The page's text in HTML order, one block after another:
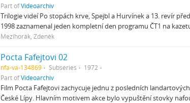
Part ofVideoarchiv
Trilogie videí Po stopách krve, Spejbl a Hurvínek a 13. revír
1998 zaznamenal jeden kompletní den programu ČT1 na
Mezihorák, Zdeněk
Pocta Fafejtovi 02
nfa-va-134869 Subseries
1972
Part ofVideoarchiv
Film Pocta Fafejtovi zachycuje jednu z posledních
České Lípy. Hlavním motivem akce bylo vypuštění stovky